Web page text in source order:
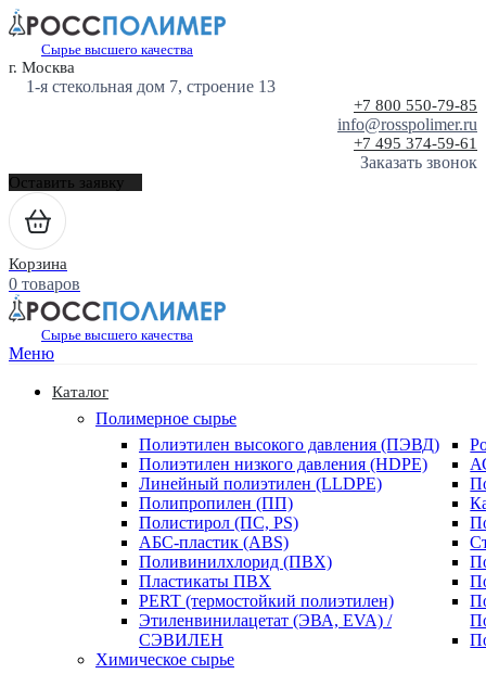
Сырье высшего качества
г. Москва
1-я стекольная дом 7, строение 13
+7 800 550-79-85
info@rosspolimer.ru
+7 495 374-59-61
Заказать звонок
Оставить заявку
Корзина
0 товаров
Сырье высшего качества
Меню
Каталог
Полимерное сырье
Полиэтилен высокого давления (ПЭВД)
Полиэтилен низкого давления (HDPE)
Линейный полиэтилен (LLDPE)
Полипропилен (ПП)
Полистирол (ПС, PS)
АБС-пластик (ABS)
Поливинилхлорид (ПВХ)
Пластикаты ПВХ
PERT (термостойкий полиэтилен)
Этиленвинилацетат (ЭВА, EVA) /
СЭВИЛЕН
Химическое сырье